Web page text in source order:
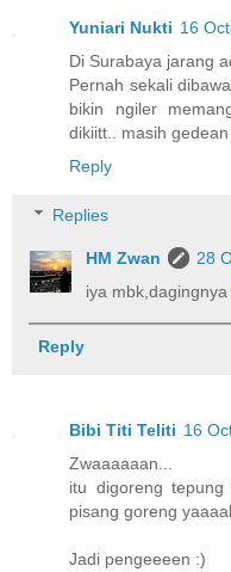
Yuniari Nukti 16
Di Surabaya jarang
Pernah sekali
bikin ngiler
dikiitt.. masih
Reply
Replies
HM Zwan
28
iya
Reply
Bibi Titi Teliti 16
Zwaaaaaan...
itu digoreng
pisang goreng
Jadi pengeeeen :)